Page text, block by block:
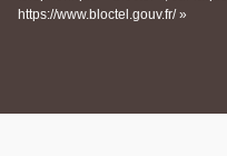
https://www.bloctel.gouv.fr/ »